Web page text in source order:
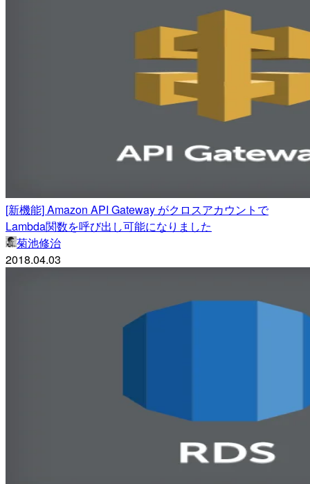
[新機能] Amazon API Gateway がクロスアカウントで
Lambda関数を呼び出し可能になりました
菊池修治
2018.04.03